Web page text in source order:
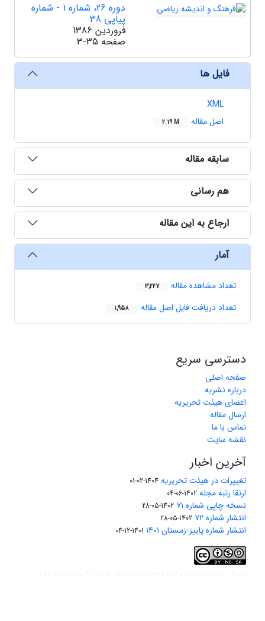
دوره 26، شماره 1 - شماره
پیاپی 38
فروردین 1386
صفحه 3-35
فایل ها
XML
اصل مقاله
2.19 M
سابقه مقاله
هم رسانی
ارجاع به این مقاله
آمار
تعداد مشاهده مقاله 3,227
تعداد دریافت فایل اصل مقاله 1,958
دسترسی سریع
صفحه اصلی
درباره نشریه
اعضای هیئت تحریریه
ارسال مقاله
تماس با ما
نقشه سایت
آخرین اخبار
تغییرات در هیئت تحریریه 1404-02-01
ارتقا رتبه مجله 1402-06-04
نسخه چاپی شماره ۷۱ 1402-05-28
انتشار شماره ۷۲ 1402-05-28
انتشار شماره پاییز-زمستان ۱۴۰۱ 1401-12-04